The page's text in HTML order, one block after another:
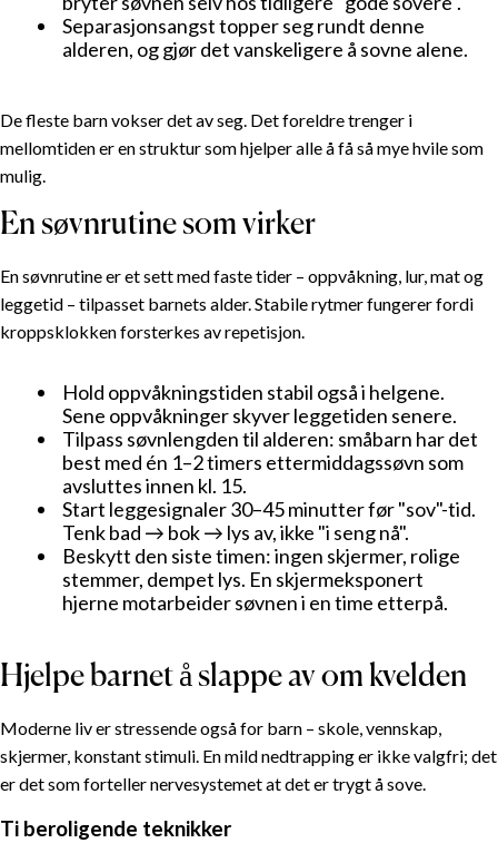
Separasjonsangst topper seg rundt denne
alderen, og gjør det vanskeligere å sovne alene.
De fleste barn vokser det av seg. Det foreldre trenger i
mellomtiden er en struktur som hjelper alle å få så mye hvile som
mulig.
En søvnrutine som virker
En søvnrutine er et sett med faste tider – oppvåkning, lur, mat og
leggetid – tilpasset barnets alder. Stabile rytmer fungerer fordi
kroppsklokken forsterkes av repetisjon.
Hold oppvåkningstiden stabil også i helgene.
Sene oppvåkninger skyver leggetiden senere.
Tilpass søvnlengden til alderen: småbarn har det
best med én 1–2 timers ettermiddagssøvn som
avsluttes innen kl. 15.
Start leggesignaler 30–45 minutter før "sov"-tid.
Tenk bad → bok → lys av, ikke "i seng nå".
Beskytt den siste timen: ingen skjermer, rolige
stemmer, dempet lys. En skjermeksponert
hjerne motarbeider søvnen i en time etterpå.
Hjelpe barnet å slappe av om kvelden
Moderne liv er stressende også for barn – skole, vennskap,
skjermer, konstant stimuli. En mild nedtrapping er ikke valgfri; det
er det som forteller nervesystemet at det er trygt å sove.
Ti beroligende teknikker